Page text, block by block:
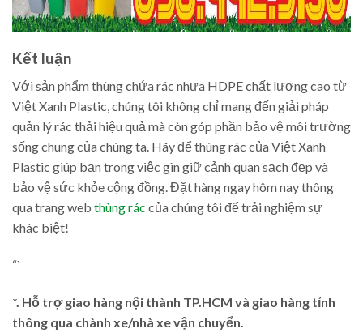
Kết luận
Với sản phẩm thùng chứa rác nhựa HDPE chất lượng cao từ
Việt Xanh Plastic, chúng tôi không chỉ mang đến giải pháp
quản lý rác thải hiệu quả mà còn góp phần bảo vệ môi trường
sống chung của chúng ta. Hãy để thùng rác của Việt Xanh
Plastic giúp bạn trong việc gìn giữ cảnh quan sạch đẹp và
bảo vệ sức khỏe cộng đồng. Đặt hàng ngay hôm nay thông
qua trang web thùng rác của chúng tôi để trải nghiệm sự
khác biệt!
“`
*. Hỗ trợ giao hàng nội thành TP.HCM và giao hàng tỉnh
thông qua chành xe/nhà xe vận chuyển.